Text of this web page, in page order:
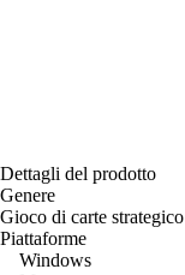
Dettagli del prodotto
Genere
Gioco di carte strategico
Piattaforme
Windows